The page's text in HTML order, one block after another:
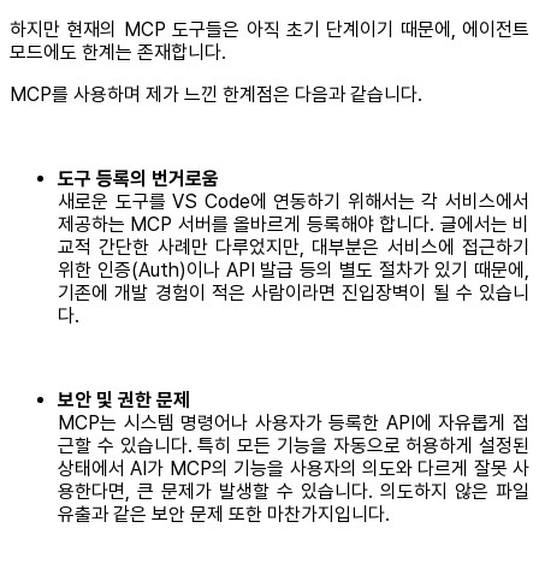
하지만 현재의 MCP 도구들은 아직 초기 단계이기 때문에, 에이전트
모드에도 한계는 존재합니다.
MCP를 사용하며 제가 느낀 한계점은 다음과 같습니다.
도구 등록의 번거로움
새로운 도구를 VS Code에 연동하기 위해서는 각 서비스에서
제공하는 MCP 서버를 올바르게 등록해야 합니다. 글에서는 비
교적 간단한 사례만 다루었지만, 대부분은 서비스에 접근하기
위한 인증(Auth)이나 API 발급 등의 별도 절차가 있기 때문에,
기존에 개발 경험이 적은 사람이라면 진입장벽이 될 수 있습니
다.
보안 및 권한 문제
MCP는 시스템 명령어나 사용자가 등록한 API에 자유롭게 접
근할 수 있습니다. 특히 모든 기능을 자동으로 허용하게 설정된
상태에서 AI가 MCP의 기능을 사용자의 의도와 다르게 잘못 사
용한다면, 큰 문제가 발생할 수 있습니다. 의도하지 않은 파일
유출과 같은 보안 문제 또한 마찬가지입니다.